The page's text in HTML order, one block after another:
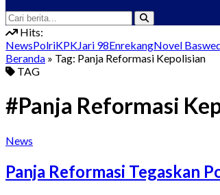
Hits:
NewsPolriKPKJari 98EnrekangNovel
Beranda » Tag: Panja Reformasi Kepolisian
TAG
#Panja Reformasi
News
Panja Reformasi Tegaskan